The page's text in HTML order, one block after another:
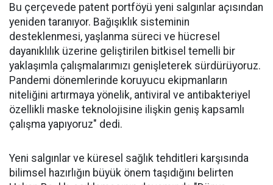
Bu çerçevede patent portföyü yeni salgınlar açısından
yeniden taranıyor. Bağışıklık sisteminin
desteklenmesi, yaşlanma süreci ve hücresel
dayanıklılık üzerine geliştirilen bitkisel temelli bir
yaklaşımla çalışmalarımızı genişleterek sürdürüyoruz.
Pandemi dönemlerinde koruyucu ekipmanların
niteliğini artırmaya yönelik, antiviral ve antibakteriyel
özellikli maske teknolojisine ilişkin geniş kapsamlı
çalışma yapıyoruz" dedi.
Yeni salgınlar ve küresel sağlık tehditleri karşısında
bilimsel hazırlığın büyük önem taşıdığını belirten